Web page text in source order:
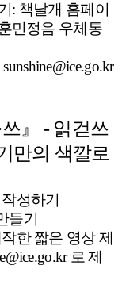
: 책날개 홈페이
민정음 우체통
쓰』 - 읽걷쓰
만의 색깔로
성하기
들기
한 짧은 영상 제
로 제